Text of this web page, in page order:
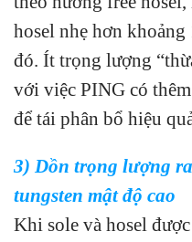
hosel nhẹ hơn
đó. Ít trọng lượng
với việc PING có
để tái phân bổ hiệu
3) Dồn trọng lượng
tungsten mật độ cao
Khi sole và hosel